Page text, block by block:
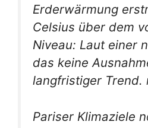
Erderwärmung
Celsius über dem
Niveau: Laut einer
das keine
langfristiger Trend.
Pariser Klimaziele